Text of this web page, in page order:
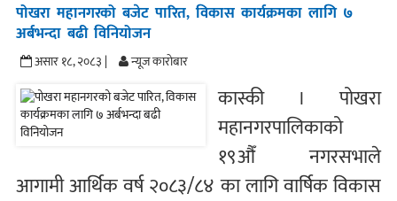
पोखरा महानगरको बजेट पारित, विकास कार्यक्रमका लागि ७
अर्बभन्दा बढी विनियोजन
असार १८, २०८३ | न्यूज काराेबार
कास्की । पोखरा
महानगरपालिकाको
१९औँ नगरसभाले
आगामी आर्थिक वर्ष २०८३/८४ का लागि वार्षिक विकास